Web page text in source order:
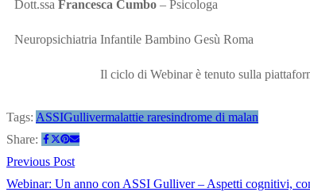
Dott.ssa Francesca Cumbo – Psicologa
Neuropsichiatria Infantile Bambino Gesù Roma
Il ciclo di Webinar è tenuto sulla
Tags: ASSIGullivermalattie raresindrome di malan
Share:
Previous Post
Webinar: Un anno con ASSI Gulliver – Aspetti cognitivi,